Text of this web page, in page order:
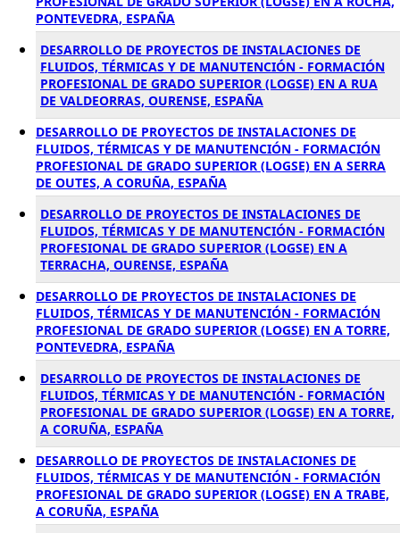
PONTEVEDRA, ESPAÑA
DESARROLLO DE PROYECTOS DE INSTALACIONES DE
FLUIDOS, TÉRMICAS Y DE MANUTENCIÓN - FORMACIÓN
PROFESIONAL DE GRADO SUPERIOR (LOGSE) EN A RUA
DE VALDEORRAS, OURENSE, ESPAÑA
DESARROLLO DE PROYECTOS DE INSTALACIONES DE
FLUIDOS, TÉRMICAS Y DE MANUTENCIÓN - FORMACIÓN
PROFESIONAL DE GRADO SUPERIOR (LOGSE) EN A SERRA
DE OUTES, A CORUÑA, ESPAÑA
DESARROLLO DE PROYECTOS DE INSTALACIONES DE
FLUIDOS, TÉRMICAS Y DE MANUTENCIÓN - FORMACIÓN
PROFESIONAL DE GRADO SUPERIOR (LOGSE) EN A
TERRACHA, OURENSE, ESPAÑA
DESARROLLO DE PROYECTOS DE INSTALACIONES DE
FLUIDOS, TÉRMICAS Y DE MANUTENCIÓN - FORMACIÓN
PROFESIONAL DE GRADO SUPERIOR (LOGSE) EN A TORRE,
PONTEVEDRA, ESPAÑA
DESARROLLO DE PROYECTOS DE INSTALACIONES DE
FLUIDOS, TÉRMICAS Y DE MANUTENCIÓN - FORMACIÓN
PROFESIONAL DE GRADO SUPERIOR (LOGSE) EN A TORRE,
A CORUÑA, ESPAÑA
DESARROLLO DE PROYECTOS DE INSTALACIONES DE
FLUIDOS, TÉRMICAS Y DE MANUTENCIÓN - FORMACIÓN
PROFESIONAL DE GRADO SUPERIOR (LOGSE) EN A TRABE,
A CORUÑA, ESPAÑA